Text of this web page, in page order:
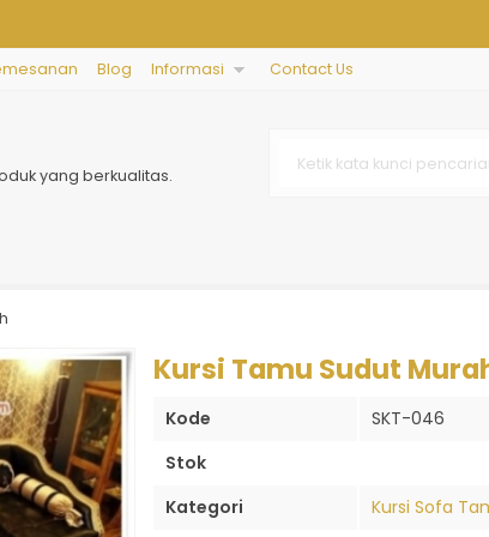
Blog Informasi Contact Us
yang berkualitas.
Kursi Tamu Sudut
Kode
SKT-046
Stok
Kategori
Kursi Sofa